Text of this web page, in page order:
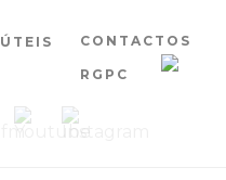
CONTACTOS
RGPC